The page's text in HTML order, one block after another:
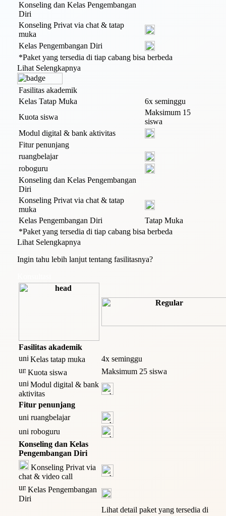
Konseling dan Kelas Pengembangan
Diri
Konseling Privat via chat & tatap
muka
Kelas Pengembangan Diri
*Paket yang tersedia di tiap cabang bisa berbeda
Lihat Selengkapnya
Fasilitas akademik
Kelas Tatap Muka
6x seminggu
Kuota siswa
Maksimum 15
siswa
Modul digital & bank aktivitas
Fitur penunjang
ruangbelajar
roboguru
Konseling dan Kelas Pengembangan
Diri
Konseling Privat via chat & tatap
muka
Kelas Pengembangan Diri
Tatap Muka
*Paket yang tersedia di tiap cabang bisa berbeda
Lihat Selengkapnya
Ingin tahu lebih lanjut tentang fasilitasnya?
Fasilitas akademik
Kelas tatap muka
4x seminggu
Kuota siswa
Maksimum 25 siswa
Modul digital & bank
aktivitas
Fitur penunjang
ruangbelajar
roboguru
Konseling dan Kelas
Pengembangan Diri
Konseling Privat via
chat & video call
Kelas Pengembangan
Diri
Lihat detail paket yang tersedia di